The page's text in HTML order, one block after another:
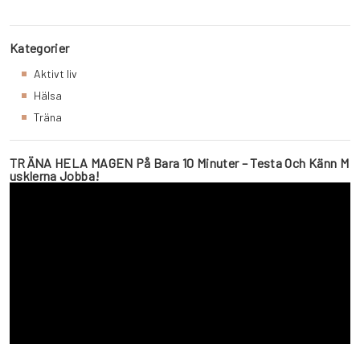
Kategorier
Aktivt liv
Hälsa
Träna
TRÄNA HELA MAGEN På Bara 10 Minuter – Testa Och Känn M
Usklerna Jobba!